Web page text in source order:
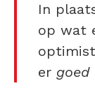
In
op wat
er goed